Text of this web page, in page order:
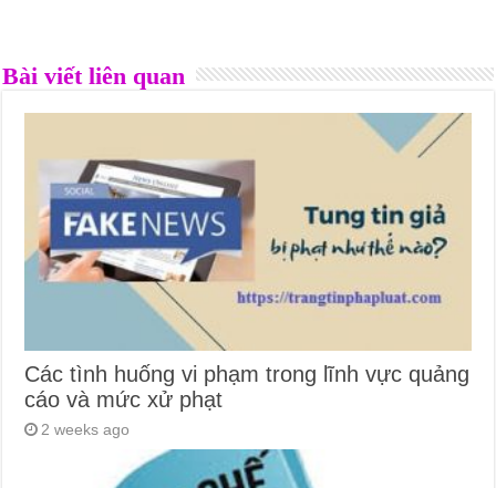
Bài viết liên quan
Các tình huống vi phạm trong lĩnh vực quảng
cáo và mức xử phạt
2 weeks ago